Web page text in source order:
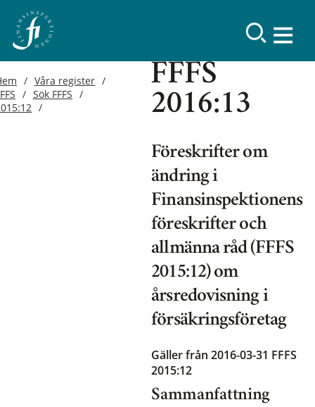
Våra register
Sök FFFS
FFFS
2016:13
Föreskrifter om
ändring i
Finansinspektionens
föreskrifter och
allmänna råd (FFFS
2015:12) om
årsredovisning i
försäkringsföretag
Gäller från 2016-03-31 FFFS
2015:12
Sammanfattning